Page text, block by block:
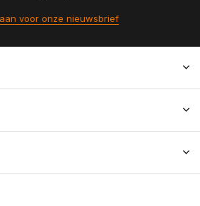
voor onze nieuwsbrief